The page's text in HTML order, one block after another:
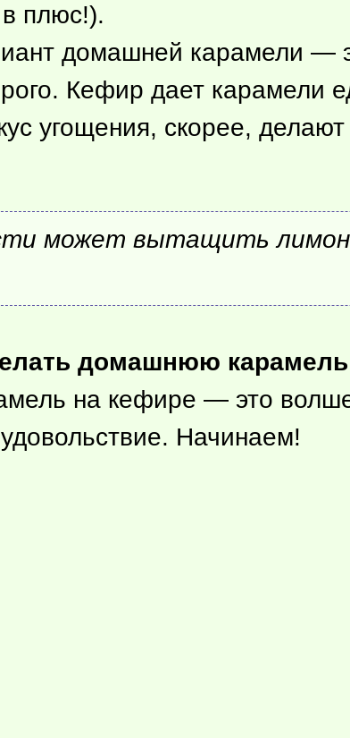
плюс!).
домашней карамели —
Кефир дает карамели
угощения, скорее,
может вытащить
домашнюю
на кефире — это
Начинаем!